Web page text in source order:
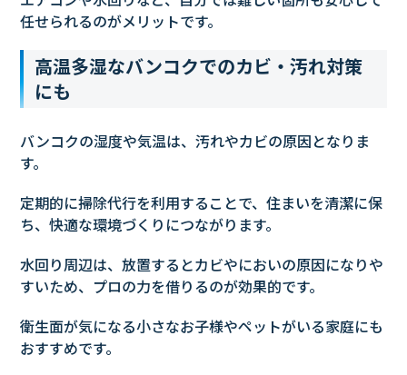
任せられるのがメリットです。
高温多湿なバンコクでのカビ・汚れ対策
にも
バンコクの湿度や気温は、汚れやカビの原因となりま
す。
定期的に掃除代行を利用することで、住まいを清潔に保
ち、快適な環境づくりにつながります。
水回り周辺は、放置するとカビやにおいの原因になりや
すいため、プロの力を借りるのが効果的です。
衛生面が気になる小さなお子様やペットがいる家庭にも
おすすめです。